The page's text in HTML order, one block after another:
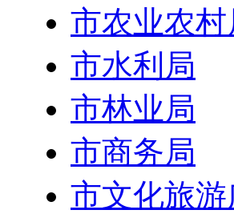
市农业农村
市水利局
市林业局
市商务局
市文化旅